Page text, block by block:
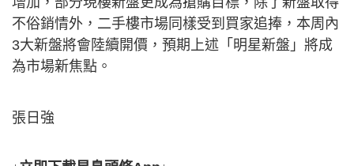
不俗銷情外，二手樓市場同樣受到買家追捧，本周內
3大新盤將會陸續開價，預期上述「明星新盤」將成
為市場新焦點。
張日強